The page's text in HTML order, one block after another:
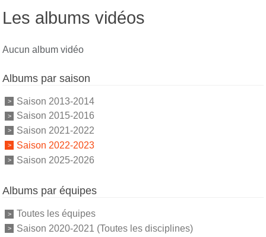
Les albums vidéos
Aucun album vidéo
Albums par saison
Saison 2013-2014
Saison 2015-2016
Saison 2021-2022
Saison 2022-2023
Saison 2025-2026
Albums par équipes
Toutes les équipes
Saison 2020-2021 (Toutes les disciplines)